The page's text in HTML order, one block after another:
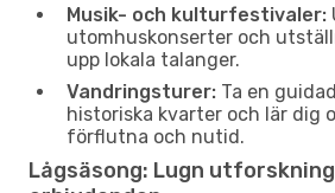
Musik- och kulturfestivaler:
utomhuskonserter och
upp lokala talanger.
Vandringsturer: Ta en
historiska kvarter och lär dig
förflutna och nutid.
Lågsäsong: Lugn